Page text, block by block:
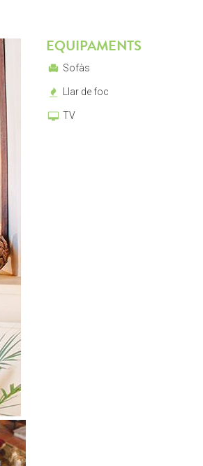
EQUIPAMENTS
Sofàs
Llar de foc
TV